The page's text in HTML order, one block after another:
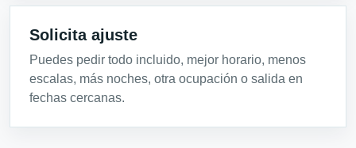
Solicita ajuste
Puedes pedir todo incluido, mejor horario, menos
escalas, más noches, otra ocupación o salida en
fechas cercanas.